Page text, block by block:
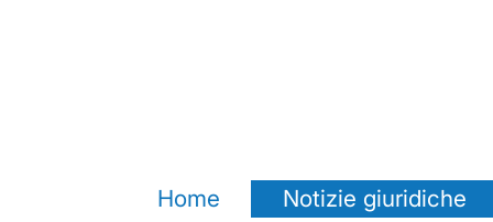
Home Notizie giuridiche